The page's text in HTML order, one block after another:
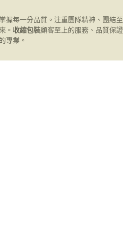
握每一分品質。注重團隊精神、團結至
。 收縮包裝顧客至上的服務、品質保證
的專業。